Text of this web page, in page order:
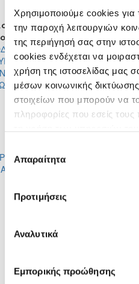
Χρησιμοποιούμε cookies για
την παροχή λειτουργιών
της περιήγησή σας στην
cookies ενδέχεται να
χρήση της ιστοσελίδας μας
μέσων κοινωνικής
στοιχείων που μπορούν να
πληροφορίες που εσείς
Πολιτική Cookies κάνοντας
συγκατάθεσης
Απαραίτητα
Προτιμήσεις
Αναλυτικά
Εμπορικής προώθησης
Έξω
ΦΙΛΙΠΠΟΣ
ΠΑΟΥΛΛΗΣ
46'
SVETOSLAV
PANAMSKI
46'
63'
ΣΤΕΦΑΝΟΣ
ΑΝΑΣΤΑΣΙΟΥ
ΠΑΝΑΓΙΩΤΗΣ ΠΑΛΟΥΡΤΗ
(Πέναλτι)